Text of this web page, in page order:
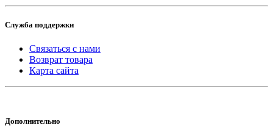
Служба поддержки
Связаться с нами
Возврат товара
Карта сайта
Дополнительно